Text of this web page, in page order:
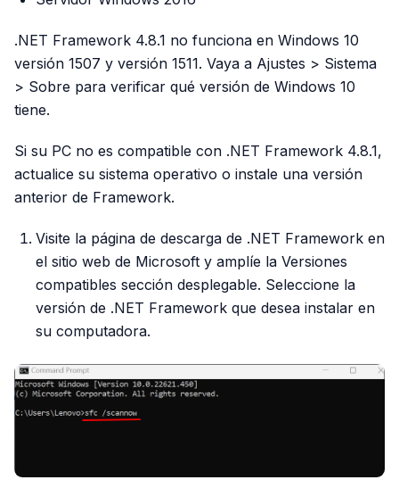
.NET Framework 4.8.1 no funciona en Windows 10
versión 1507 y versión 1511. Vaya a Ajustes > Sistema
> Sobre para verificar qué versión de Windows 10
tiene.
Si su PC no es compatible con .NET Framework 4.8.1,
actualice su sistema operativo o instale una versión
anterior de Framework.
Visite la página de descarga de .NET Framework en
el sitio web de Microsoft y amplíe la Versiones
compatibles sección desplegable. Seleccione la
versión de .NET Framework que desea instalar en
su computadora.